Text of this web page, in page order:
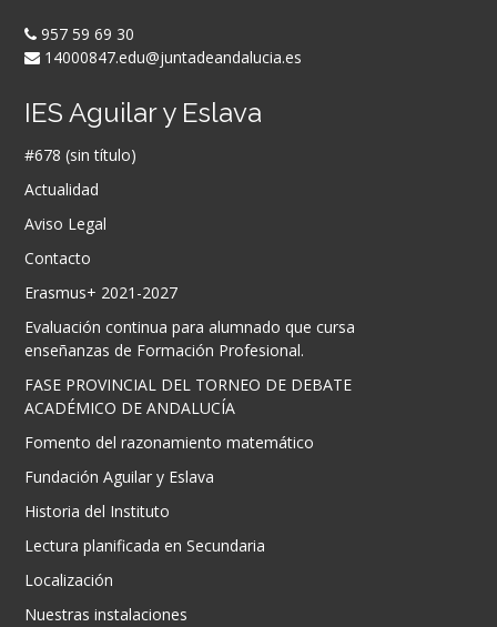
957 59 69 30
14000847.edu@juntadeandalucia.es
IES Aguilar y Eslava
#678 (sin título)
Actualidad
Aviso Legal
Contacto
Erasmus+ 2021-2027
Evaluación continua para alumnado que cursa
enseñanzas de Formación Profesional.
FASE PROVINCIAL DEL TORNEO DE DEBATE
ACADÉMICO DE ANDALUCÍA
Fomento del razonamiento matemático
Fundación Aguilar y Eslava
Historia del Instituto
Lectura planificada en Secundaria
Localización
Nuestras instalaciones